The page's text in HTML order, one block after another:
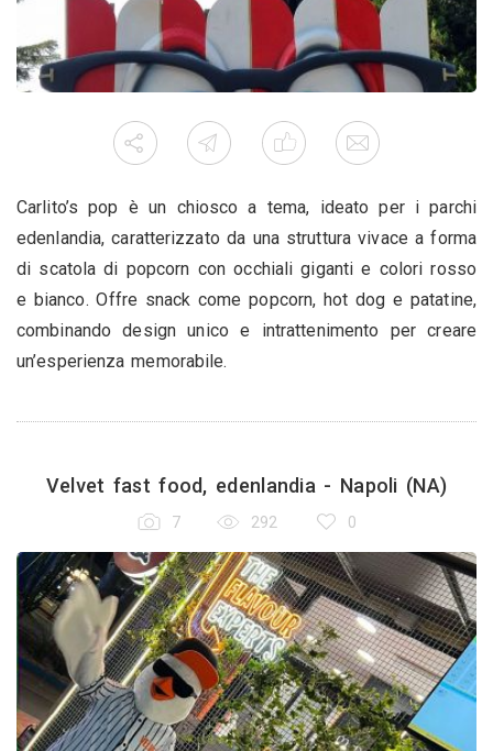
Carlito’s pop è un chiosco a tema, ideato per i parchi
edenlandia, caratterizzato da una struttura vivace a forma
di scatola di popcorn con occhiali giganti e colori rosso
e bianco. Offre snack come popcorn, hot dog e patatine,
combinando design unico e intrattenimento per creare
un’esperienza memorabile.
Velvet fast food, edenlandia - Napoli (NA)
7 292 0